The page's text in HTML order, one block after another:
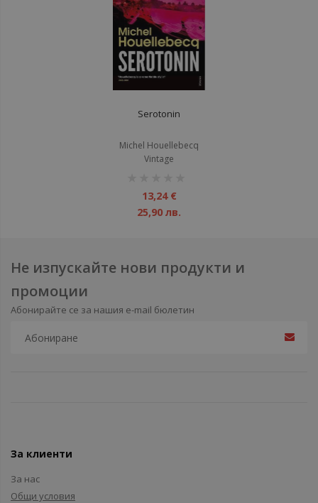
Serotonin
Michel Houellebecq
Vintage
13,24 €
25,90 лв.
Не изпускайте нови продукти и
промоции
Абонирайте се за нашия e-mail бюлетин
За клиенти
За нас
Общи условия